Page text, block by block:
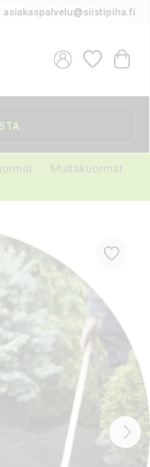
asiakaspalvelu@siistipiha.fi
Multakuormat